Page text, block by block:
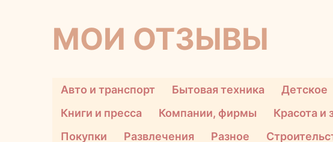
МОИ ОТЗЫВЫ
Авто и транспорт Бытовая техника Детское
Книги и пресса
Компании, фирмы Красота и
Покупки
Развлечения Разное